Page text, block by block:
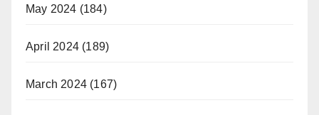
May 2024 (184)
April 2024 (189)
March 2024 (167)